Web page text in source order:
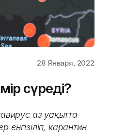
28 Января, 2022
сүреді?
аз уақытта
енгізіліп, карантин